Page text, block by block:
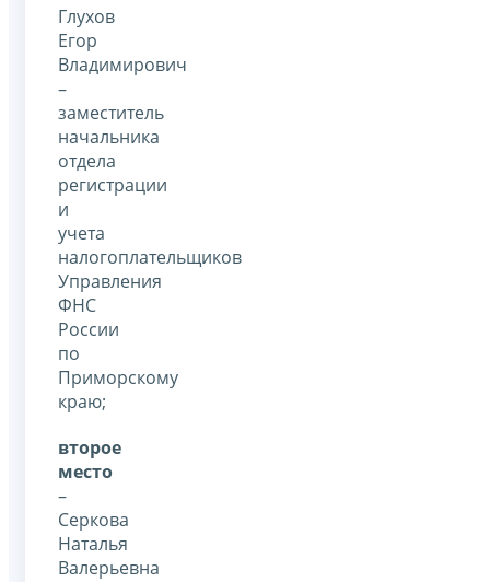
Глухов
Егор
Владимирович
–
заместитель
начальника
отдела
регистрации
и
учета
налогоплательщиков
Управления
ФНС
России
по
Приморскому
краю;
второе
место
–
Серкова
Наталья
Валерьевна